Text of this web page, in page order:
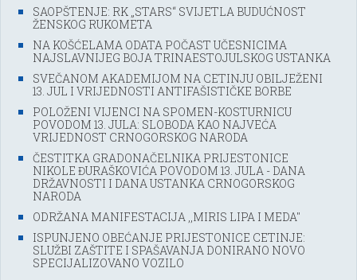
SAOPŠTENJE: RK „STARS“ SVIJETLA BUDUĆNOST
ŽENSKOG RUKOMETA
NA KOŠĆELAMA ODATA POČAST UČESNICIMA
NAJSLAVNIJEG BOJA TRINAESTOJULSKOG USTANKA
SVEČANOM AKADEMIJOM NA CETINJU OBILJEŽENI
13. JUL I VRIJEDNOSTI ANTIFAŠISTIČKE BORBE
POLOŽENI VIJENCI NA SPOMEN-KOSTURNICU
POVODOM 13. JULA: SLOBODA KAO NAJVEĆA
VRIJEDNOST CRNOGORSKOG NARODA
ČESTITKA GRADONAČELNIKA PRIJESTONICE
NIKOLE ĐURAŠKOVIĆA POVODOM 13. JULA - DANA
DRŽAVNOSTI I DANA USTANKA CRNOGORSKOG
NARODA
ODRŽANA MANIFESTACIJA ,,MIRIS LIPA I MEDA''
ISPUNJENO OBEĆANJE PRIJESTONICE CETINJE:
SLUŽBI ZAŠTITE I SPAŠAVANJA DONIRANO NOVO
SPECIJALIZOVANO VOZILO